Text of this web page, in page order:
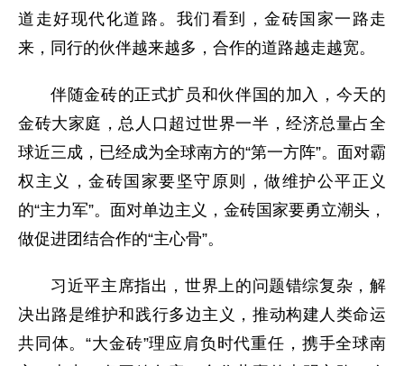
道走好现代化道路。我们看到，金砖国家一路走
来，同行的伙伴越来越多，合作的道路越走越宽。
伴随金砖的正式扩员和伙伴国的加入，今天的
金砖大家庭，总人口超过世界一半，经济总量占全
球近三成，已经成为全球南方的“第一方阵”。面对霸
权主义，金砖国家要坚守原则，做维护公平正义
的“主力军”。面对单边主义，金砖国家要勇立潮头，
做促进团结合作的“主心骨”。
习近平主席指出，世界上的问题错综复杂，解
决出路是维护和践行多边主义，推动构建人类命运
共同体。“大金砖”理应肩负时代重任，携手全球南